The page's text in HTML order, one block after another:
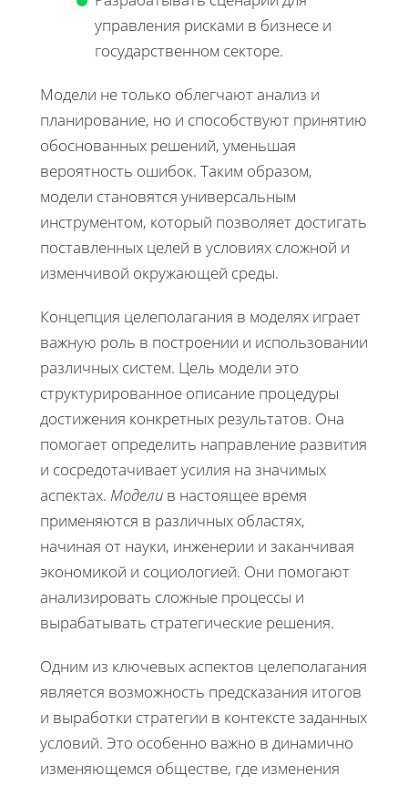
управления рисками в бизнесе и
государственном секторе.
Модели не только облегчают анализ и
планирование, но и способствуют принятию
обоснованных решений, уменьшая
вероятность ошибок. Таким образом,
модели становятся универсальным
инструментом, который позволяет достигать
поставленных целей в условиях сложной и
изменчивой окружающей среды.
Концепция целеполагания в моделях играет
важную роль в построении и использовании
различных систем. Цель модели это
структурированное описание процедуры
достижения конкретных результатов. Она
помогает определить направление развития
и сосредотачивает усилия на значимых
аспектах. Модели в настоящее время
применяются в различных областях,
начиная от науки, инженерии и заканчивая
экономикой и социологией. Они помогают
анализировать сложные процессы и
вырабатывать стратегические решения.
Одним из ключевых аспектов целеполагания
является возможность предсказания итогов
и выработки стратегии в контексте заданных
условий. Это особенно важно в динамично
изменяющемся обществе, где изменения